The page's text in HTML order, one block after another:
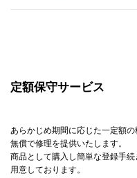
定額保守サービス
あらかじめ期間に応じた一定額
無償で修理を提供いたします。
商品として購入し簡単な登録手
用意しております。